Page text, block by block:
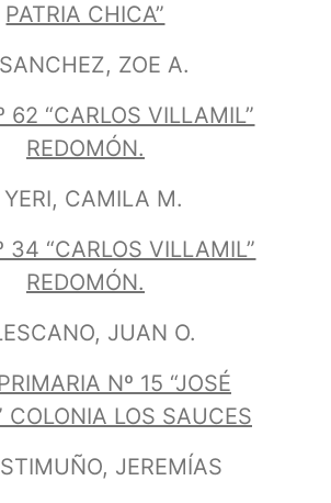
PATRIA CHICA”
ZOE A.
62 “CARLOS VILLAMIL”
REDOMÓN.
YERI, CAMILA M.
34 “CARLOS VILLAMIL”
REDOMÓN.
JUAN O.
Nº 15 “JOSÉ
COLONIA LOS SAUCES
JEREMÍAS